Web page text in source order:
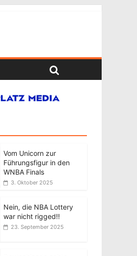
Vom Unicorn zur
Führungsfigur in den
WNBA Finals
3. Oktober 2025
Nein, die NBA Lottery
war nicht rigged!!
23. September 2025